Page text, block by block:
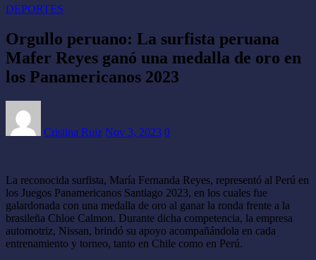
DEPORTES
Orgullo peruano: La surfista peruana
Mafer Reyes ganó una medalla de oro en
los Panamericanos 2023
Cristina Ruiz Nov 3, 2023 0
La reconocida surfista, María Fernanda Reyes, representó al Perú en
los Juegos Panamericanos Santiago 2023, en los cuales fue
galardonada con una medalla de oro al ganar la ronda frente a la
brasileña Chloe Calmon. Durante dicha competencia, la empresa
automotriz, Nissan, brindó su apoyo acompañándola en cada
entrenamiento y torneo, tanto en Chile como en Perú.